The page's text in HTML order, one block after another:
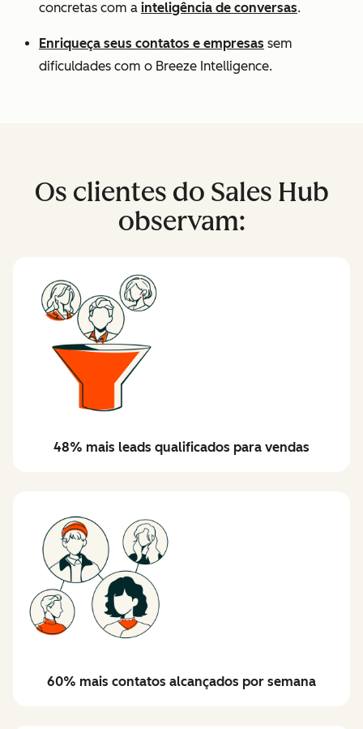
concretas com a inteligência de conversas.
Enriqueça seus contatos e empresas sem
dificuldades com o Breeze Intelligence.
Os clientes do Sales Hub
observam:
48% mais leads qualificados para vendas
60% mais contatos alcançados por semana